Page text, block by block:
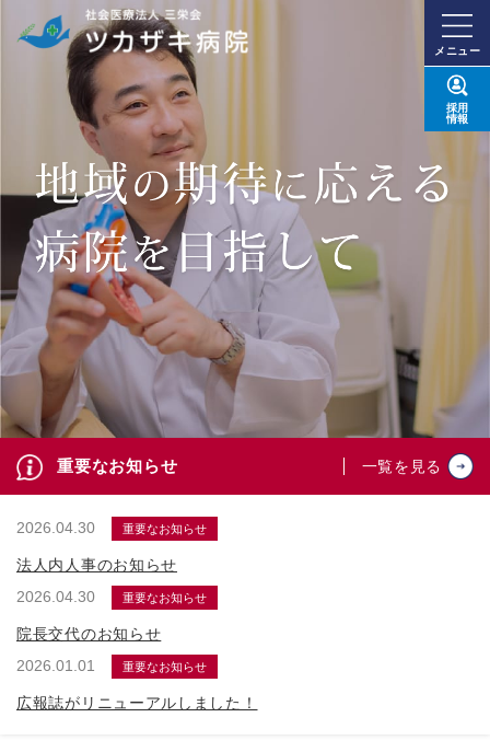
メニュー
採用
情報
重要なお知らせ 一覧を見る
2026.04.30 重要なお知らせ
法人内人事のお知らせ
2026.04.30
重要なお知らせ
院長交代のお知らせ
2026.01.01
重要なお知らせ
広報誌がリニューアルしました！